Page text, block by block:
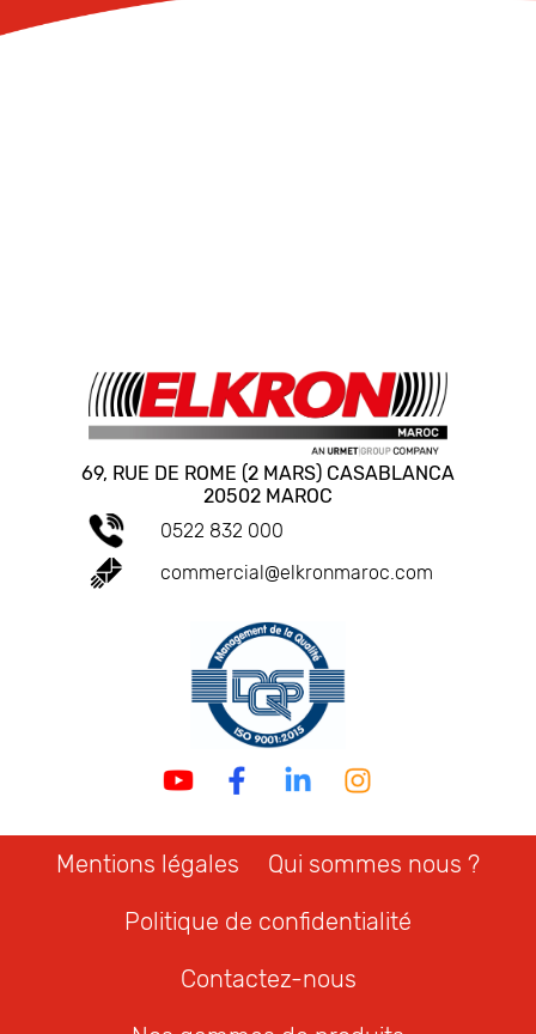
69, RUE DE ROME (2 MARS) CASABLANCA
20502 MAROC
0522 832 000
commercial@elkronmaroc.com
Mentions légales
Qui sommes nous ?
Politique de confidentialité
Contactez-nous